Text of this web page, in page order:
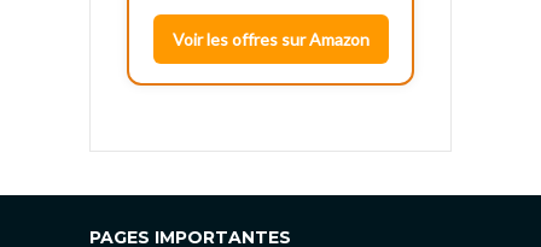
Voir les offres sur Amazon
PAGES IMPORTANTES